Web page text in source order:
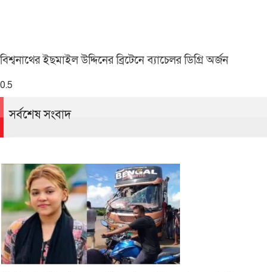
বিশ্বনাথের ইছমাইল উদ্দিনের ব্রিটেনে ব্যাচেলর ডিগ্রি অর্জন
সর্বশেষ সংবাদ